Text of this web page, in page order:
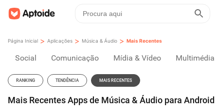
Página Inicial > Aplicações > Música & Áudio > Mais Recentes
Social Comunicação Mídia & Vídeo Multimédia
RANKING TENDÊNCIA MAIS RECENTES
Mais Recentes Apps de Música & Áudio para Android